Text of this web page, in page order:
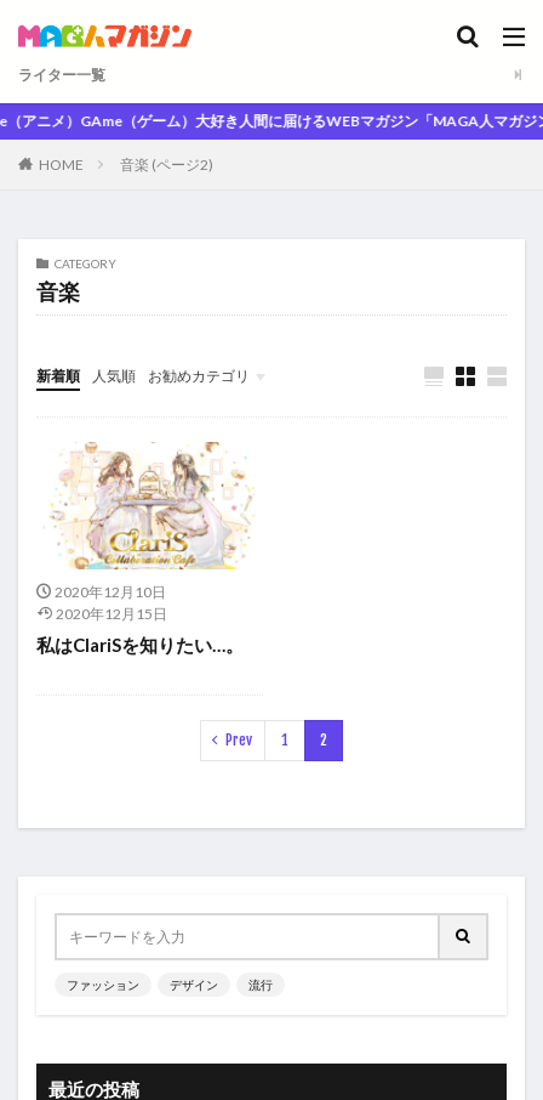
ライター一覧
メ）GAme（ゲーム）大好き人間に届けるWEBマガジン「MAGA人マガジン」
HOME 音楽 (ページ2)
CATEGORY
音楽
新着順 人気順 お勧めカテゴリ
未分類
2020年12月10日
2020年12月15日
私はClariSを知りたい…。
Prev 1 2
ファッション デザイン 流行
最近の投稿